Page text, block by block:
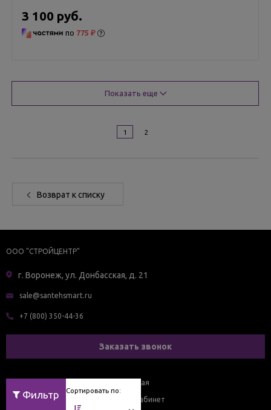
Фильтр Сортировать по:
3 100 руб.
по 775 ₽
Показать еще
1 2
Возврат к списку
ООО "СТРОЙЦЕНТР"
г. Воронеж, ул. Донбасская, д. 21
sale@santehsmart.ru
+7 (800) 350-44-36
Заказать звонок
Главная
Личный кабинет